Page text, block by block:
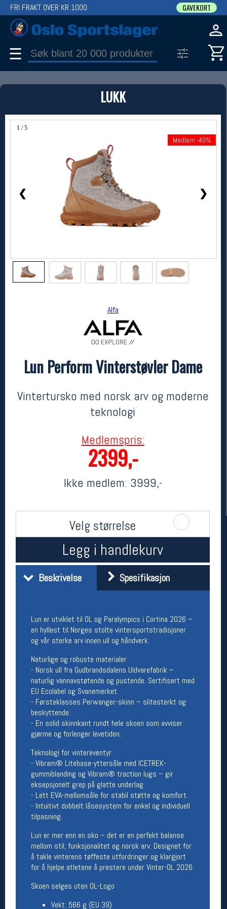
LUKK
1 / 5
❮ ❯
Medlem -40%
Alfa
Lun Perform Vinterstøvler Dame
Vintertursko med norsk arv og moderne
teknologi
Medlemspris:
2399,-
Ikke medlem: 3999,-
Velg størrelse
Legg i handlekurv
Beskrivelse Spesifikasjon
Lun er utviklet til OL og Paralympics i Cortina 2026 –
en hyllest til Norges stolte vintersportstradisjoner
og vår sterke arv innen ull og håndverk.
Naturlige og robuste materialer
- Norsk ull fra Gudbrandsdalens Uldvarefabrik –
naturlig vannavstøtende og pustende. Sertifisert med
EU Ecolabel og Svanemerket.
- Førsteklasses Perwanger-skinn – slitesterkt og
beskyttende.
- En solid skinnkant rundt hele skoen som avviser
gjørme og forlenger levetiden.
Teknologi for vintereventyr
- Vibram® Litebase-yttersåle med ICETREK-
gummiblanding og Vibram® traction lugs – gir
eksepsjonelt grep på glatte underlag.
- Lett EVA-mellomsåle for stabil støtte og komfort.
- Intuitivt dobbelt låsesystem for enkel og individuell
tilpasning.
Lun er mer enn en sko – det er en perfekt balanse
mellom stil, funksjonalitet og norsk arv. Designet for
å takle vinterens tøffeste utfordringer og klargjort
for å hjelpe atletene å prestere under Vinter-OL 2026.
Skoen selges uten OL-Logo
Vekt: 566 g (EU 39)
FRI FRAKT OVER KR 1000 GAVEKORT
☰
PRODUKT
Produkter (1)
Bruk filter til å spisse søket
Alfa
3999,- MEDLEM: 2399,-
Her finner du oss
Telefon: 23 32 62 00
(telefontid man-fredag klokken 10-13)
Vis i kart
Kontakt oss
Åpningstider butikk
Man-Fredag:
Lørdag:
11-16
Team Oslo Sportslager
Magasinet
Medlemstilbud og aktiviteter
MELD DEG INN GRATIS
Åpningstider verkstedet
Man-Fredag:
11-18
Lørdag:
11-16
Om verkstedet
nettbutikken og trykke på den nederste blå